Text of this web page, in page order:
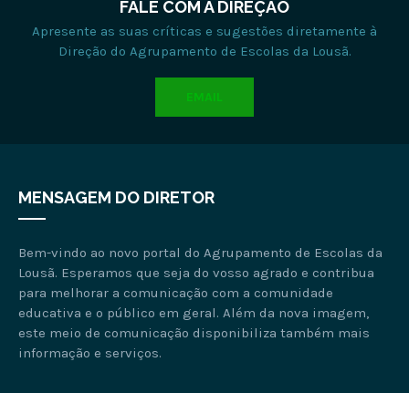
FALE COM A DIREÇÃO
Apresente as suas críticas e sugestões diretamente à
Direção do Agrupamento de Escolas da Lousã.
EMAIL
MENSAGEM DO DIRETOR
Bem-vindo ao novo portal do Agrupamento de Escolas da
Lousã. Esperamos que seja do vosso agrado e contribua
para melhorar a comunicação com a comunidade
educativa e o público em geral. Além da nova imagem,
este meio de comunicação disponibiliza também mais
informação e serviços.